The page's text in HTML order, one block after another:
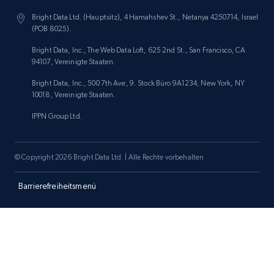
Asin, URL, Name, Sponsored, Initial price, Final
price, Currency, Sold, and more.
1.6K+ 181+
Target
Rating, Reviews count, Initial price, Discount,
and more.
Bright Data Ltd. (Hauptsitz), 4 Hamahshev St., Netanya 4250714, Israel
(POB 8025).
Bright Data, Inc., The Web Data Loft, 625 2nd St., San Francisco, CA
94107, Vereinigte Staaten.
Bright Data, Inc., 500 7th Ave, 9. Stock Büro 9A1234, New York, NY
10018, Vereinigte Staaten.
IPPN Group Ltd.
Barrierefreiheitsmenü
© Copyright 2026 Bright Data Ltd. | Alle Rechte vorbehalten